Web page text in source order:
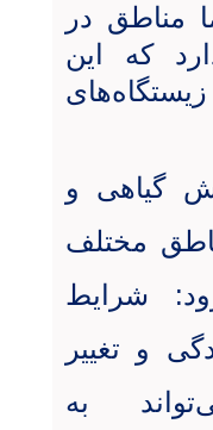
مناطق در
که این
گیاهی و
مختلف
شرایط
و تغییر
به